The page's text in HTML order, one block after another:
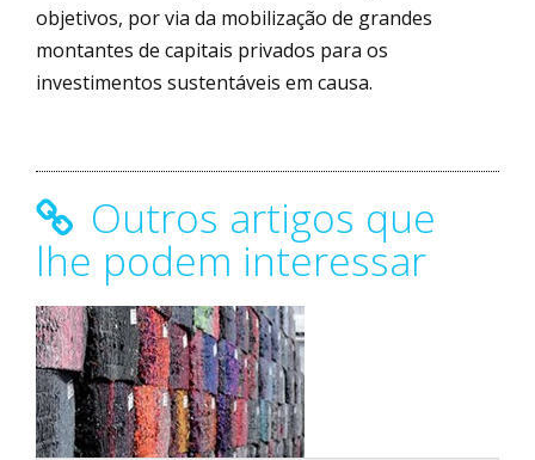
objetivos, por via da mobilização de grandes
montantes de capitais privados para os
investimentos sustentáveis em causa.
Outros artigos que
lhe podem interessar